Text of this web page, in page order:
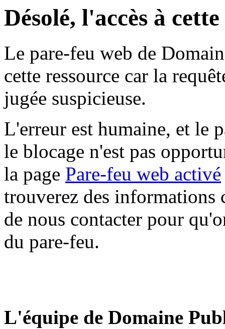
Désolé, l'accès à
Le pare-feu web de
cette ressource car la
jugée suspicieuse.
L'erreur est humaine, et le
le blocage n'est pas
la page Pare-feu web activé
trouverez des informations
de nous contacter pour
du pare-feu.
L'équipe de Domaine